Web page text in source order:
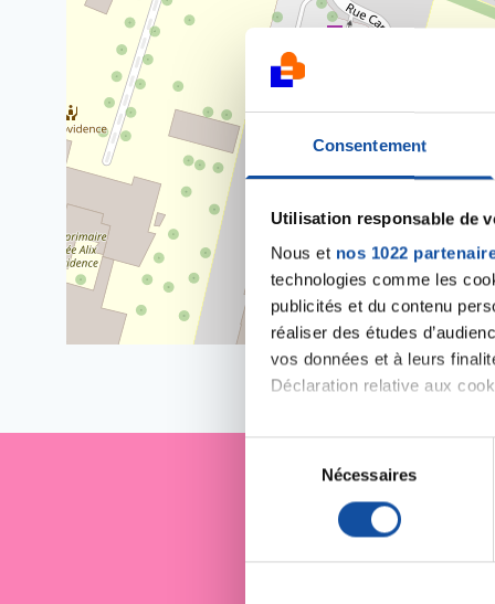
Consentement
Utilisation responsable de
Nous et nos 1022
technologies comme les
publicités et du contenu
réaliser des études
vos données et à leurs
Déclaration relative aux
Si vous le permettez, nous
Collecter des
digitales).
Pour en savoir plus sur le
. Vous pouvez
Nécessaires
Je